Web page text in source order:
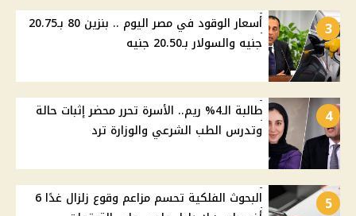
3
أسعار الوقود في مصر اليوم .. بنزين 80 بـ20.75
جنيه والسولار بـ20.50 جنيه
4
طالبة الـ4% ريم.. الأسرة تحرر محضر إثبات حالة
وتدرس الطب الشرعي والوزارة ترد
5
البحوث الفلكية تحسم مزاعم وقوع زلزال غدًا 6